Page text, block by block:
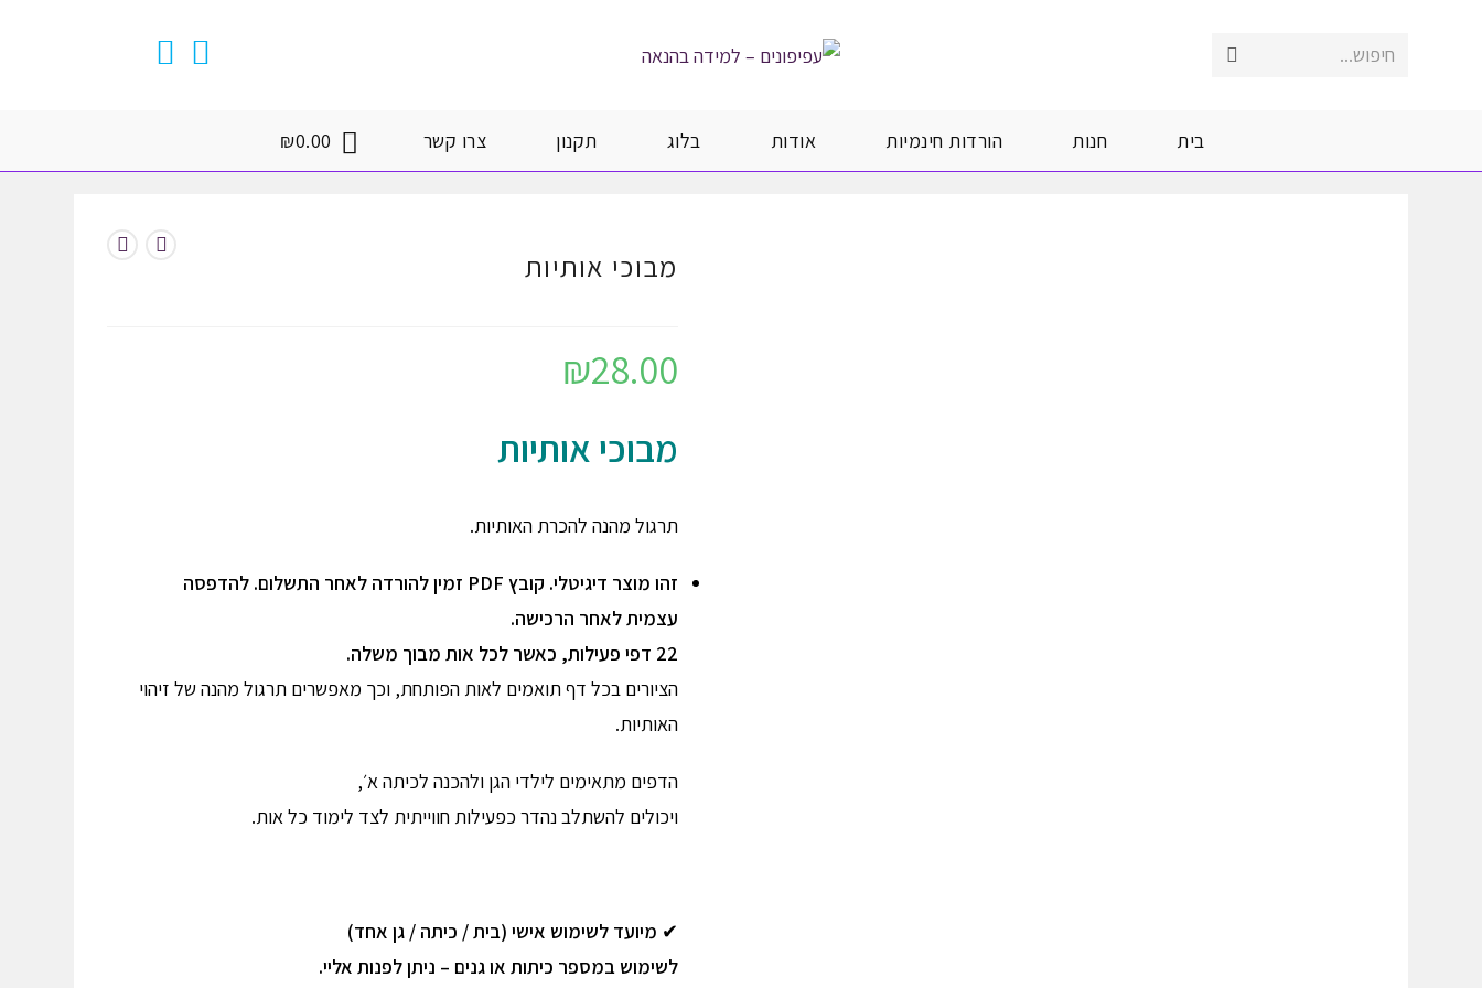
חיפוש... Submit
בית חנות הורדות חינמיות אודות בלוג תקנון צרו קשר ₪0.00
מבוכי אותיות
₪28.00
מבוכי אותיות
תרגול מהנה להכרת האותיות.
זהו מוצר דיגיטלי. קובץ PDF זמין להורדה לאחר התשלום. להדפסה
עצמית לאחר הרכישה.
22 דפי פעילות, כאשר לכל אות מבוך משלה.
הציורים בכל דף תואמים לאות הפותחת, וכך מאפשרים תרגול מהנה של זיהוי
האותיות.
הדפים מתאימים לילדי הגן ולהכנה לכיתה א׳,
ויכולים להשתלב נהדר כפעילות חווייתית לצד לימוד כל אות.
✔ מיועד לשימוש אישי (בית / כיתה / גן אחד)
לשימוש במספר כיתות או גנים – ניתן לפנות אליי.